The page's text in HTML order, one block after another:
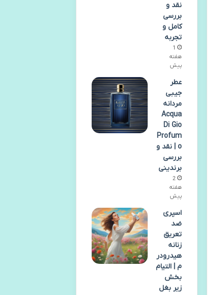
نقد و
بررسی
کامل و
تجربه
1
هفته
پیش
عطر
جیبی
مردانه
Acqua
Di Gio
Profum
o | نقد و
بررسی
برندینی
2
هفته
پیش
اسپری
ضد
تعریق
زنانه
هیدرودر
م | التیام
بخش
زیر بغل